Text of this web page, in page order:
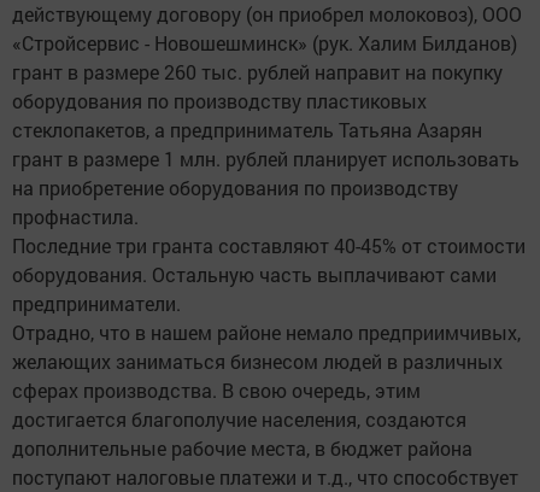
действующему договору (он приобрел молоковоз), ООО
«Стройсервис - Новошешминск» (рук. Халим Билданов)
грант в размере 260 тыс. рублей направит на покупку
оборудования по производству пластиковых
стеклопакетов, а предприниматель Татьяна Азарян
грант в размере 1 млн. рублей планирует использовать
на приобретение оборудования по производству
профнастила.
Последние три гранта составляют 40-45% от стоимости
оборудования. Остальную часть выплачивают сами
предприниматели.
Отрадно, что в нашем районе немало предприимчивых,
желающих заниматься бизнесом людей в различных
сферах производства. В свою очередь, этим
достигается благополучие населения, создаются
дополнительные рабочие места, в бюджет района
поступают налоговые платежи и т.д., что способствует